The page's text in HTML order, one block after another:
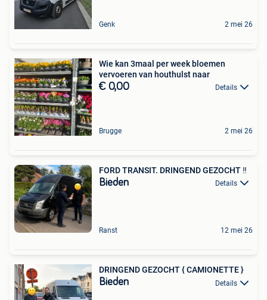
Genk 2 mei 26
Wie kan 3maal per week bloemen
vervoeren van houthulst naar
€ 0,00 Details
Brugge 2 mei 26
FORD TRANSIT. DRINGEND GEZOCHT ‼️
Bieden Details
Ranst 12 mei 26
DRINGEND GEZOCHT { CAMIONETTE }
Bieden Details